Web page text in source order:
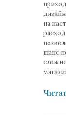
на
шанс